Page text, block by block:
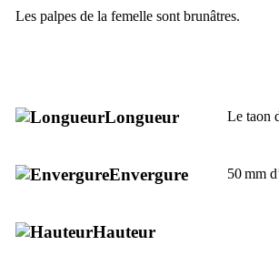
Les palpes de la femelle sont brunâtres.
Longueur Le taon
Envergure 50 mm
Hauteur